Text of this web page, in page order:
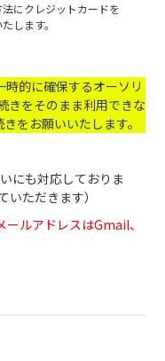
にクレジットカードを
します。
的に確保するオーソリ
きをそのまま利用できな
をお願いいたします。
にも対応しておりま
ただきます）
ルアドレスはGmail、